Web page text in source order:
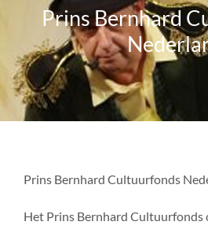
Prins Bernhard
Prins Bernhard Cultuurfonds
Het Prins Bernhard